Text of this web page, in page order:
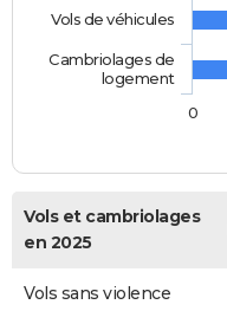
Vols de véhicules
Cambriolages de
logement
0
Vols et cambriolages
en 2025
Vols sans violence